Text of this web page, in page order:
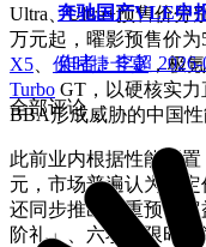
Ultra、Ultra+预售价分
万元起，曜影预售价
X5
保时捷卡宴，极
Turbo GT，以硬核实
BBA形成威胁的中国性
此前业内根据性能配
元，市场普遍认为该
还同步推出多重预售
阶礼」、六项「限时
奔驰国产VLE申
作者：李超
全部评论